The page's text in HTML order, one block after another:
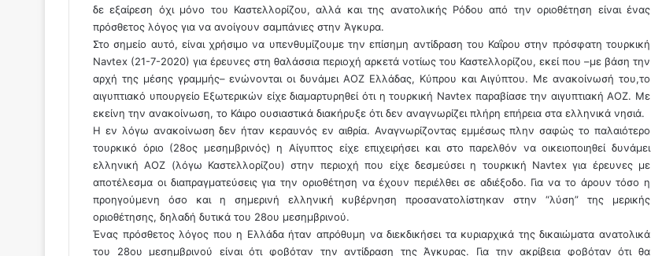
δε εξαίρεση όχι μόνο του Καστελλορίζου, αλλά και της ανατολικής Ρόδου από την οριοθέτηση είναι ένας
πρόσθετος λόγος για να ανοίγουν σαμπάνιες στην Άγκυρα.
Στο σημείο αυτό, είναι χρήσιμο να υπενθυμίζουμε την επίσημη αντίδραση του Καΐρου στην πρόσφατη τουρκική
Navtex (21-7-2020) για έρευνες στη θαλάσσια περιοχή αρκετά νοτίως του Καστελλορίζου, εκεί που –με βάση την
αρχή της μέσης γραμμής– ενώνονται οι δυνάμει ΑΟΖ Ελλάδας, Κύπρου και Αιγύπτου. Με ανακοίνωσή του,το
αιγυπτιακό υπουργείο Εξωτερικών είχε διαμαρτυρηθεί ότι η τουρκική Navtex παραβίασε την αιγυπτιακή ΑΟΖ. Με
εκείνη την ανακοίνωση, το Κάιρο ουσιαστικά διακήρυξε ότι δεν αναγνωρίζει πλήρη επήρεια στα ελληνικά νησιά.
Η εν λόγω ανακοίνωση δεν ήταν κεραυνός εν αιθρία. Αναγνωρίζοντας εμμέσως πλην σαφώς το παλαιότερο
τουρκικό όριο (28ος μεσημβρινός) η Αίγυπτος είχε επιχειρήσει και στο παρελθόν να οικειοποιηθεί δυνάμει
ελληνική ΑΟΖ (λόγω Καστελλορίζου) στην περιοχή που είχε δεσμεύσει η τουρκική Navtex για έρευνες με
αποτέλεσμα οι διαπραγματεύσεις για την οριοθέτηση να έχουν περιέλθει σε αδιέξοδο. Για να το άρουν τόσο η
προηγούμενη όσο και η σημερινή ελληνική κυβέρνηση προσανατολίστηκαν στην “λύση” της μερικής
οριοθέτησης, δηλαδή δυτικά του 28ου μεσημβρινού.
Ένας πρόσθετος λόγος που η Ελλάδα ήταν απρόθυμη να διεκδικήσει τα κυριαρχικά της δικαιώματα ανατολικά
του 28ου μεσημβρινού είναι ότι φοβόταν την αντίδραση της Άγκυρας. Για την ακρίβεια φοβόταν ότι θα